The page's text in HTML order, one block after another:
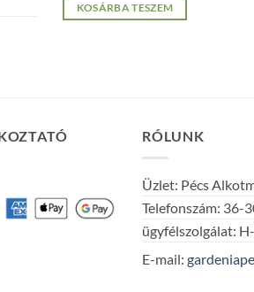
KOSÁRBA TESZEM
RÓLUNK
Üzlet: Pécs
Telefonszám: 36-
ügyfélszolgálat:
E-mail: